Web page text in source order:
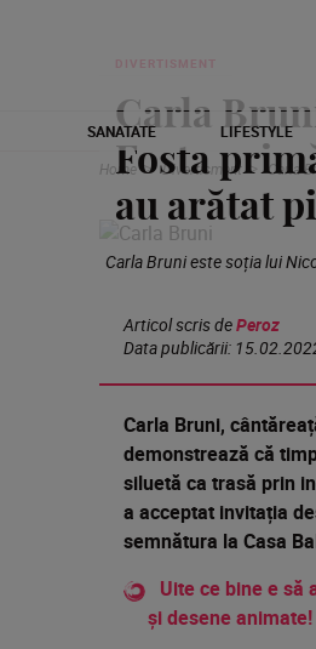
SANATATE LIFESTYLE
Home
Divertisment Carla
DIVERTISMENT
Carla Bruni este soția lui
Carla
Fosta
au arătat
Articol scris dePeroz
Data publicării:
Carla Bruni,
demonstrează că
siluetă ca trasă prin
a acceptat invitația
semnătura la Casa
Uite ce bine e să
și desene